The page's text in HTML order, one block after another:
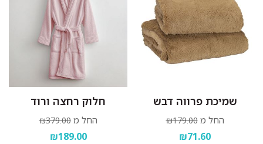
שמיכת פרווה דבש
החל מ ₪179.00
₪71.60
חלוק רחצה ורוד
החל מ ₪379.00
₪189.00